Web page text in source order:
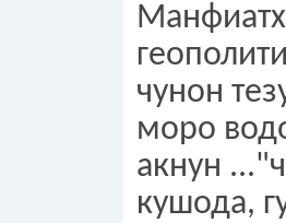
чунон
моро
акнун
кушода,